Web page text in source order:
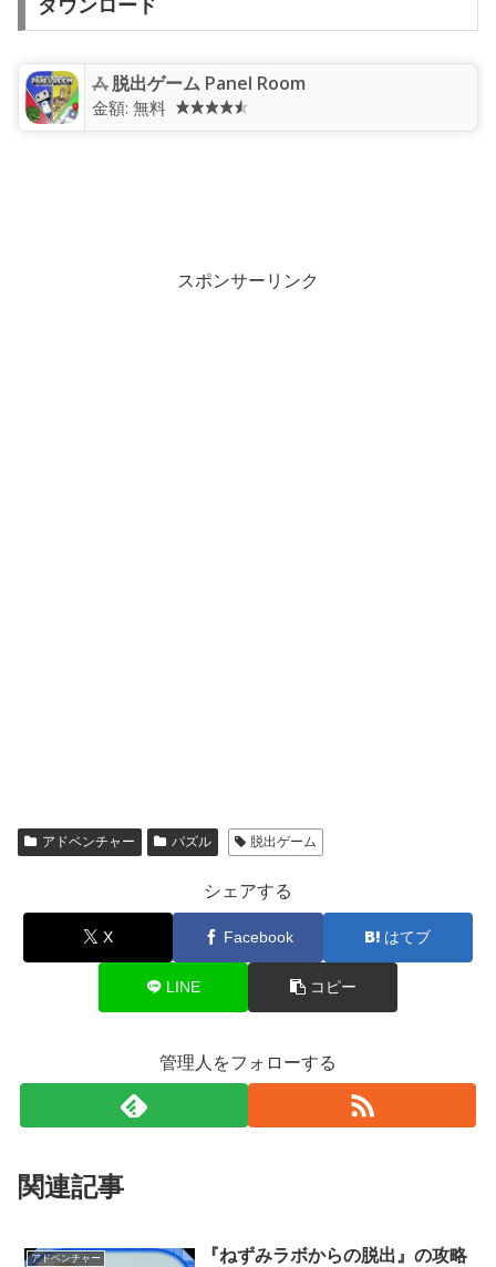
ダウンロード
脱出ゲーム Panel Room
金額: 無料
スポンサーリンク
アドベンチャー パズル 脱出ゲーム
シェアする
X Facebook はてブ
LINE コピー
管理人をフォローする
関連記事
アドベンチャー
『ねずみラボからの脱出』の攻略